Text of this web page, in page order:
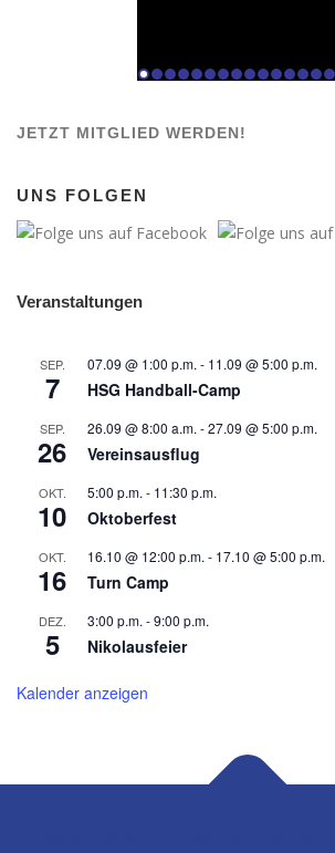
JETZT MITGLIED WERDEN!
UNS FOLGEN
Veranstaltungen
SEP.
7
07.09 @ 1:00 p.m.- 11.09 @ 5:00 p.m.
HSG Handball-Camp
SEP.
26
26.09 @ 8:00 a.m.-27.09 @ 5:00 p.m.
Vereinsausflug
OKT.
10
5:00 p.m.- 11:30 p.m.
Oktoberfest
OKT.
16
16.10 @ 12:00 p.m.- 17.10 @ 5:00 p.m.
Turn Camp
DEZ.
5
3:00 p.m.-9:00 p.m.
Nikolausfeier
Kalender anzeigen